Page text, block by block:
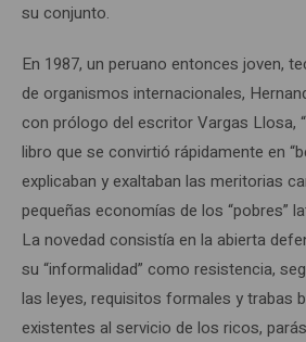
su conjunto.
En 1987, un peruano entonces joven,
de organismos internacionales,
con prólogo del escritor Vargas Llosa,
libro que se convirtió rápidamente en
explicaban y exaltaban las meritorias
pequeñas economías de los “pobres”
La novedad consistía en la abierta
su “informalidad” como resistencia,
las leyes, requisitos formales y trabas
existentes al servicio de los ricos,